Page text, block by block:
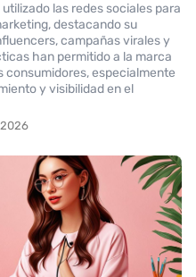
las redes sociales para
destacando su
campañas virales y
han permitido a la marca
especialmente
y visibilidad en el
2026